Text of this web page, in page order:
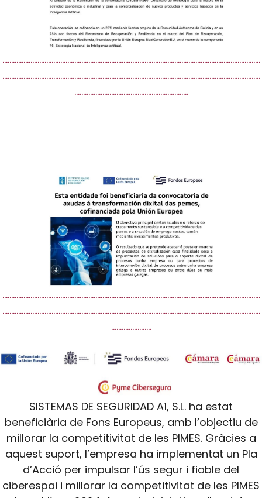
…………………………………………………………………………………………………………………………………
…………………………………………………………………………………………………………………………………
………………………………………………………..
…………………………………………………………………………………………………………………………………
…………………………………………………………………………………………………………………………………
…………………..
SISTEMAS DE SEGURIDAD A1, S.L. ha estat
beneficiària de Fons Europeus, amb l’objectiu de
millorar la competitivitat de les PIMES. Gràcies a
aquest suport, l’empresa ha implementat un Pla
d’Acció per impulsar l’ús segur i fiable del
ciberespai i millorar la competitivitat de les PIMES